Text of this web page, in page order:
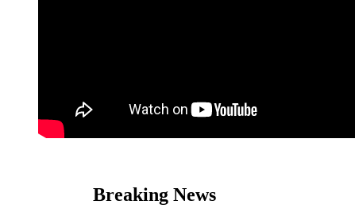
Breaking News